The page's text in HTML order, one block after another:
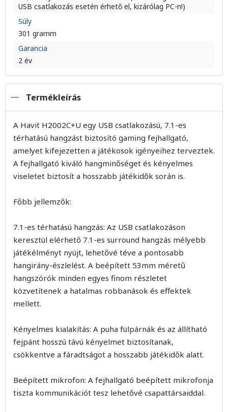
USB csatlakozás esetén érhető el, kizárólag PC-n!)
Súly
301 gramm
Garancia
2 év
Termékleírás
A Havit H2002C+U egy USB csatlakozású, 7.1-es
térhatású hangzást biztosító gaming fejhallgató,
amelyet kifejezetten a játékosok igényeihez terveztek.
A fejhallgató kiváló hangminőséget és kényelmes
viseletet biztosít a hosszabb játékidők során is.
Főbb jellemzők:
7.1-es térhatású hangzás: Az USB csatlakozáson
keresztül elérhető 7.1-es surround hangzás mélyebb
játékélményt nyújt, lehetővé téve a pontosabb
hangirány-észlelést. A beépített 53mm méretű
hangszórók minden egyes finom részletet
közvetítenek a hatalmas robbanások és effektek
mellett.
Kényelmes kialakítás: A puha fülpárnák és az állítható
fejpánt hosszú távú kényelmet biztosítanak,
csökkentve a fáradtságot a hosszabb játékidők alatt.
Beépített mikrofon: A fejhallgató beépített mikrofonja
tiszta kommunikációt tesz lehetővé csapattársaiddal.